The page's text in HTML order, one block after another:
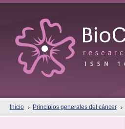
Inicio Principios generales del cáncer